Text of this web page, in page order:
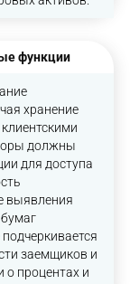
функции
хранение
должны
для доступа
выявления
заемщиков и
о процентах и